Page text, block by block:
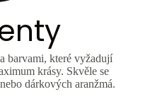
barvami, které vyžadují
krásy. Skvěle se
dárkových aranžmá.